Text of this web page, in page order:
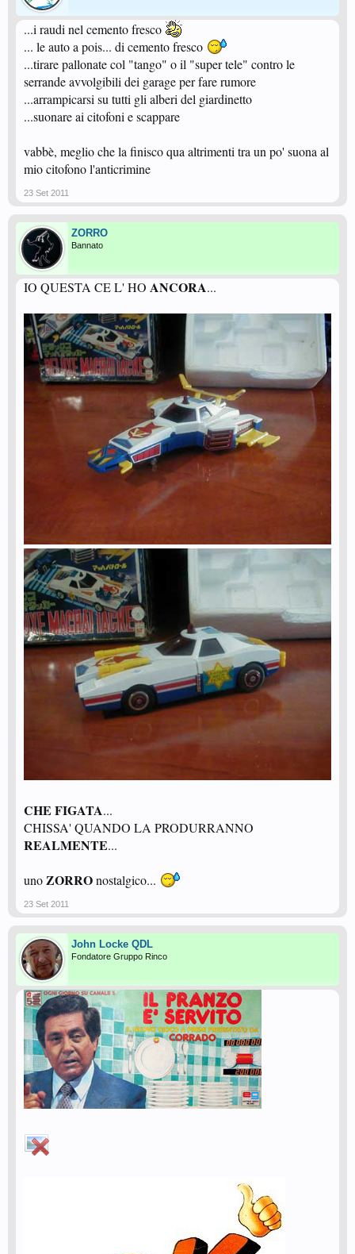
...i raudi nel cemento fresco
... le auto a pois... di cemento fresco
...tirare pallonate col "tango" o il "super tele" contro le
serrande avvolgibili dei garage per fare rumore
...arrampicarsi su tutti gli alberi del giardinetto
...suonare ai citofoni e scappare
vabbè, meglio che la finisco qua altrimenti tra un po' suona al
mio citofono l'anticrimine
23 Set 2011
ZORRO
Bannato
IO QUESTA CE L' HO ANCORA...
CHE FIGATA...
CHISSA' QUANDO LA PRODURRANNO
REALMENTE...
unoZORROnostalgico...
23 Set 2011
John Locke QDL
Fondatore Gruppo Rinco